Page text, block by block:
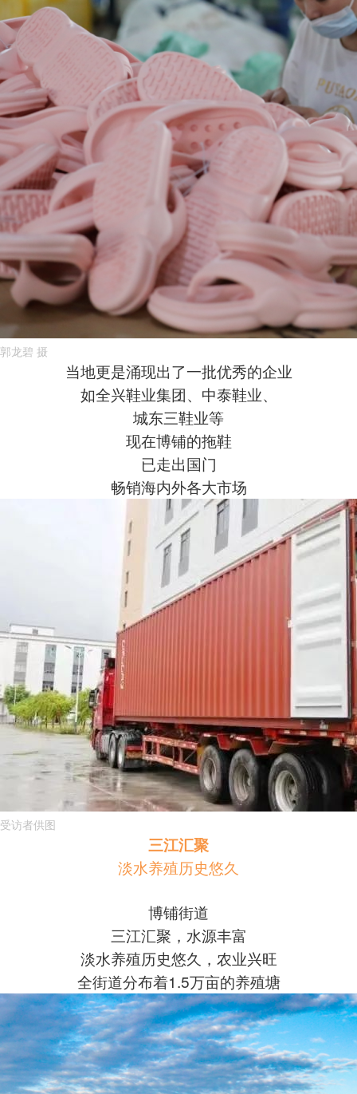
郭龙碧 摄
当地更是涌现出了一批优秀的企业
如全兴鞋业集团、中泰鞋业、
城东三鞋业等
现在博铺的拖鞋
已走出国门
畅销海内外各大市场
受访者供图
三江汇聚
淡水养殖历史悠久
博铺街道
三江汇聚，水源丰富
淡水养殖历史悠久，农业兴旺
全街道分布着1.5万亩的养殖塘